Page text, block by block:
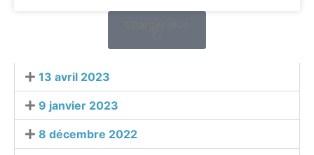
13 avril 2023
9 janvier 2023
8 décembre 2022